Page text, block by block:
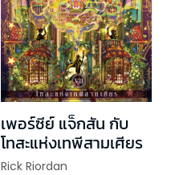
เพอร์ซีย์ แจ็กสัน กับ
โทสะแห่งเทพีสามเศียร
Rick Riordan